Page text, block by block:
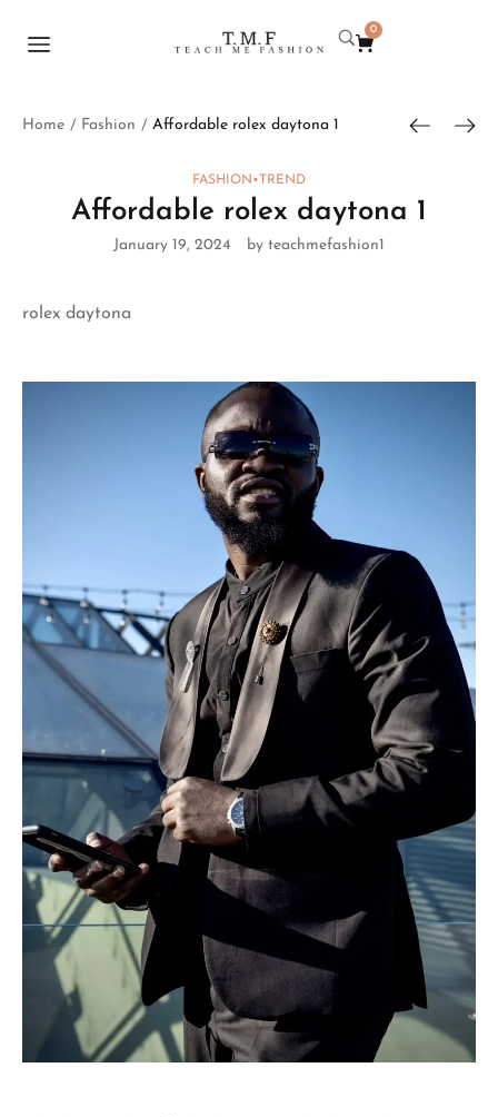
0
Home / Fashion / Affordable rolex daytona 1
FASHION •TREND
Affordable rolex daytona 1
January 19, 2024 by teachmefashion1
rolex daytona